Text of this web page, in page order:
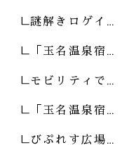
謎解きロゲイ…
「玉名温泉宿…
モビリティで…
「玉名温泉宿…
びぷれす広場…